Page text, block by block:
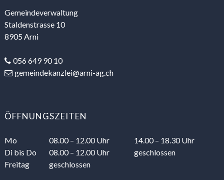
Gemeindeverwaltung
Staldenstrasse 10
8905 Arni
056 649 90 10
gemeindekanzlei@arni-ag.ch
ÖFFNUNGSZEITEN
Mo 08.00 – 12.00 Uhr
14.00 – 18.30 Uhr
Dibis Do 08.00 – 12.00 Uhr
geschlossen
Freitag
geschlossen